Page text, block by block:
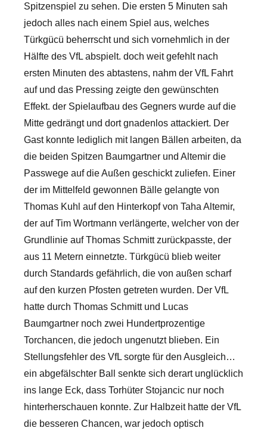
Spitzenspiel zu sehen. Die ersten 5 Minuten sah
jedoch alles nach einem Spiel aus, welches
Türkgücü beherrscht und sich vornehmlich in der
Hälfte des VfL abspielt. doch weit gefehlt nach
ersten Minuten des abtastens, nahm der VfL Fahrt
auf und das Pressing zeigte den gewünschten
Effekt. der Spielaufbau des Gegners wurde auf die
Mitte gedrängt und dort gnadenlos attackiert. Der
Gast konnte lediglich mit langen Bällen arbeiten, da
die beiden Spitzen Baumgartner und Altemir die
Passwege auf die Außen geschickt zuliefen. Einer
der im Mittelfeld gewonnen Bälle gelangte von
Thomas Kuhl auf den Hinterkopf von Taha Altemir,
der auf Tim Wortmann verlängerte, welcher von der
Grundlinie auf Thomas Schmitt zurückpasste, der
aus 11 Metern einnetzte. Türkgücü blieb weiter
durch Standards gefährlich, die von außen scharf
auf den kurzen Pfosten getreten wurden. Der VfL
hatte durch Thomas Schmitt und Lucas
Baumgartner noch zwei Hundertprozentige
Torchancen, die jedoch ungenutzt blieben. Ein
Stellungsfehler des VfL sorgte für den Ausgleich…
ein abgefälschter Ball senkte sich derart unglücklich
ins lange Eck, dass Torhüter Stojancic nur noch
hinterherschauen konnte. Zur Halbzeit hatte der VfL
die besseren Chancen, war jedoch optisch